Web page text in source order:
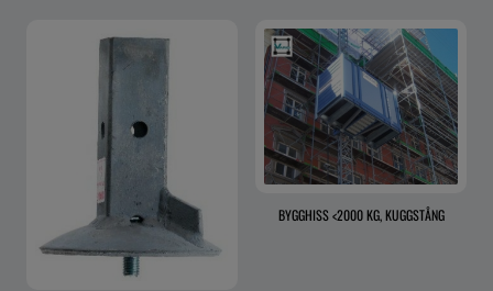
BYGGHISS <2000 KG, KUGGSTÅNG